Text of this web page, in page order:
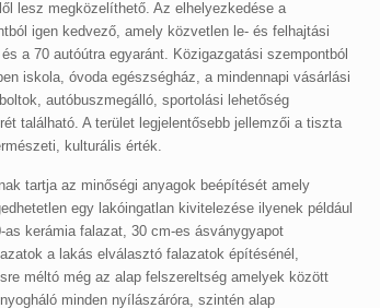
lesz megközelíthető. Az elhelyezkedése a
igen kedvező, amely közvetlen le- és felhajtási
a 70 autóútra egyaránt. Közigazgatási szempontból
iskola, óvoda egészségház, a mindennapi vásárlási
autóbuszmegálló, sportolási lehetőség
található. A terület legjelentősebb jellemzői a tiszta
kulturális érték.
tartja az minőségi anyagok beépítését amely
egy lakóingatlan kivitelezése ilyenek például
kerámia falazat, 30 cm-es ásványgyapot
a lakás elválasztó falazatok építésénél,
méltó még az alap felszereltség amelyek között
minden nyílászáróra, szintén alap